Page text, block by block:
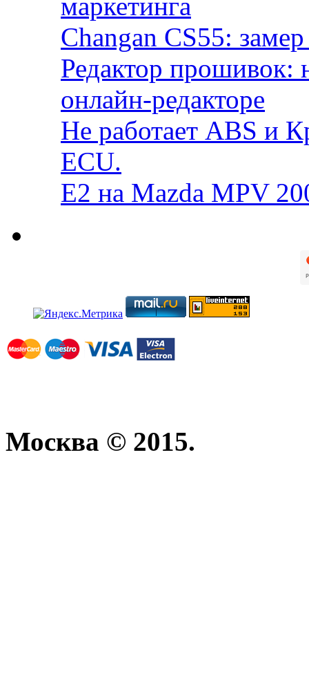
Changan CS55:
Редактор прошивок:
онлайн-редакторе
Не работает ABS и
ECU.
E2 на Mazda MPV
Москва © 2015.